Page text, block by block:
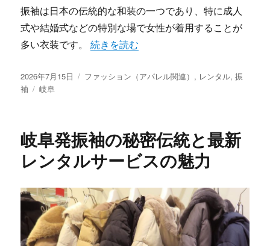
振袖は日本の伝統的な和装の一つであり、特に成人
式や結婚式などの特別な場で女性が着用することが
多い衣装です。“岐阜で出会う運命の振袖新時代を彩る
続きを読む
投
稿
2026年7月15日
カ
ファッション（アパレル関連） , レンタル,振
袖
タ
岐阜
岐阜発振袖の秘密伝統と最新
レンタルサービスの魅力